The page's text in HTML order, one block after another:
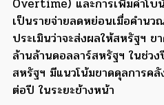
เป็นรายจ่ายลดหย่อนเมื่อคำน
ประเมินว่าจะส่งผลให้สหรัฐฯ
ล้านล้านดอลลาร์สหรัฐฯ ในช่ว
สหรัฐฯ มีแนวโน้มขาดดุลการค
ต่อปี ในระยะข้างหน้า